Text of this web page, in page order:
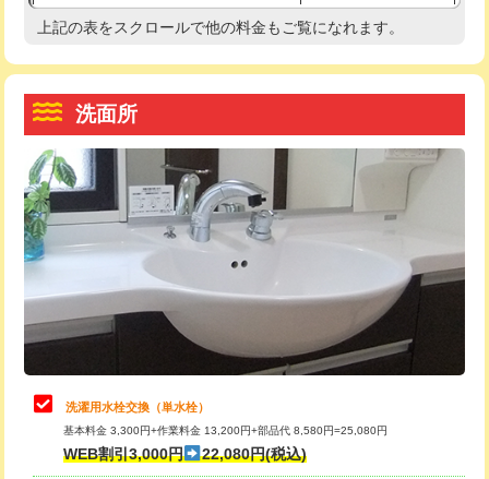
モルタル補修（厚さ10㎝超え） 38,500円
洗面台設置 38,500円
追加人工
廃棄・処分 現場見積
※給水管工事は20mmまでの価格です。
給水管工事※（支持金具設置) 5,500円
給水管工事※（保温材使用（バンド止
め込み）)
5,500円
給水管工事※（土の掘削・埋め戻し作
業)
11,000円
給水管工事※（塩ビ管（VP・HI）使
用/3ｍまで)
33,000円
給水管工事※（塩ビ管（VP・HI）使
用（追加）/3ｍ超え)
給水管工事※（ライニング鋼管・銅
管・ポリ管・HT管使用/3ｍまで)
44,000円
給水管工事※（ライニング鋼管・銅
管・ポリ管・HT管使用/3ｍ超え)
排水管工事（土の掘削・埋め戻し作
高度高圧洗浄換 現地調査
トーラー機使用/3mまで
追加トーラー機使用/3m超え +3,300円
カメラ調査 33,000円
桝清掃
止水・漏水調査・防水処理・清掃・修
理・調整・分解・加工など（軽作業）
11,000円
止水・漏水調査・防水処理・清掃・修
理・調整・分解・加工など（中作業）
22,000円
止水・漏水調査・防水処理・清掃・修
理・調整・分解・加工など（重作業）
33,000円
上記の表をスクロールで他の料金もご覧になれます。
洗面所
洗濯用水栓交換（単水栓）
基本料金 3,300円+作業料金 13,200円+部品代 8,580円=25,080円
WEB割引3,000円 22,080円(税込)